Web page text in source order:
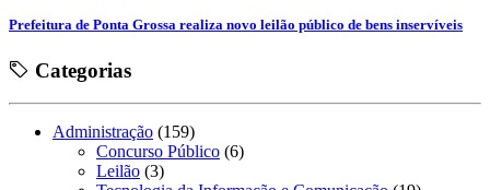
Prefeitura de Ponta Grossa realiza novo leilão público de bens inservíveis
Categorias
Administração (159)
Concurso Público (6)
Leilão (3)